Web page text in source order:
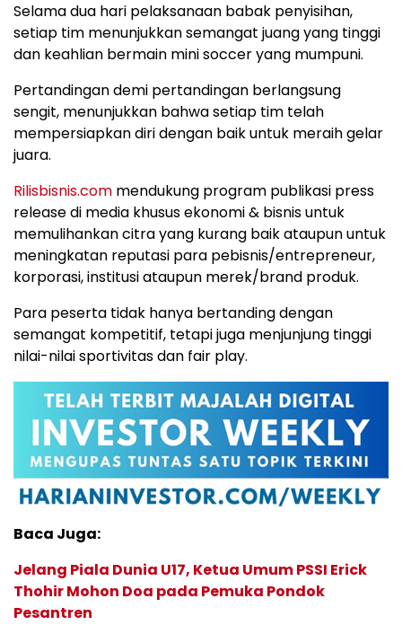
Selama dua hari pelaksanaan babak penyisihan,
setiap tim menunjukkan semangat juang yang tinggi
dan keahlian bermain mini soccer yang mumpuni.
Pertandingan demi pertandingan berlangsung
sengit, menunjukkan bahwa setiap tim telah
mempersiapkan diri dengan baik untuk meraih gelar
juara.
Rilisbisnis.com mendukung program publikasi press
release di media khusus ekonomi & bisnis untuk
memulihankan citra yang kurang baik ataupun untuk
meningkatan reputasi para pebisnis/entrepreneur,
korporasi, institusi ataupun merek/brand produk.
Para peserta tidak hanya bertanding dengan
semangat kompetitif, tetapi juga menjunjung tinggi
nilai-nilai sportivitas dan fair play.
Baca Juga:
Jelang Piala Dunia U17, Ketua Umum PSSI Erick
Thohir Mohon Doa pada Pemuka Pondok
Pesantren